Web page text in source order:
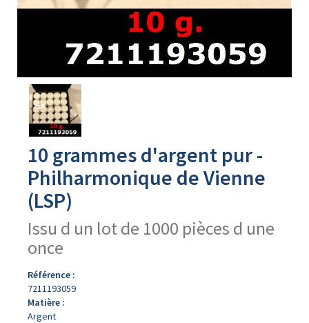
Avers
produit
10 grammes d'argent pur -
Philharmonique de Vienne
(LSP)
Issu d un lot de 1000 pièces d une
once
Référence :
7211193059
Matière :
Argent